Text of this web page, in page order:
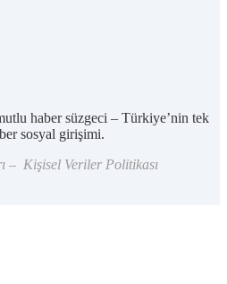
haber süzgeci – Türkiye’nin tek
sosyal girişimi.
– Kişisel Veriler Politikası